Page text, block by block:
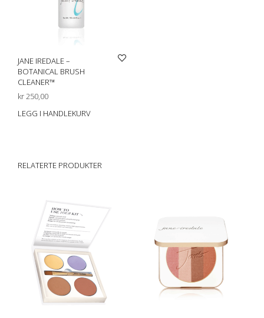
JANE IREDALE –
BOTANICAL BRUSH
CLEANER™
kr250,00
LEGG I HANDLEKURV
RELATERTE PRODUKTER